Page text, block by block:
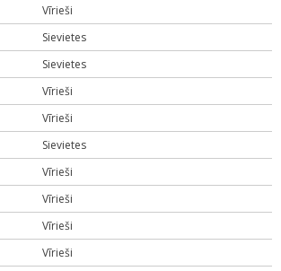
Vīrieši
Sievietes
Sievietes
Vīrieši
Vīrieši
Sievietes
Vīrieši
Vīrieši
Vīrieši
Vīrieši